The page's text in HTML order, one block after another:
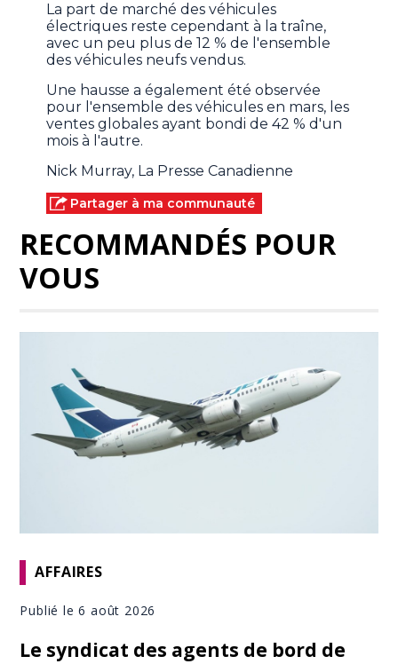
La part de marché des véhicules
électriques reste cependant à la traîne,
avec un peu plus de 12 % de l'ensemble
des véhicules neufs vendus.
Une hausse a également été observée
pour l'ensemble des véhicules en mars, les
ventes globales ayant bondi de 42 % d'un
mois à l'autre.
Nick Murray, La Presse Canadienne
Partager à ma communauté
RECOMMANDÉS POUR
VOUS
AFFAIRES
Publié le 6 août 2026
Le syndicat des agents de bord de